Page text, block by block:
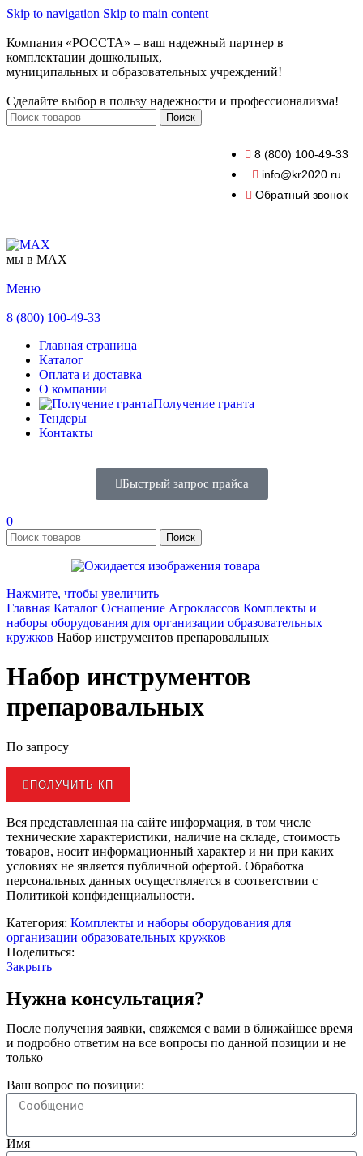
Skip to navigation Skip to main content
Компания «РОССТА» – ваш надежный партнер в
комплектации дошкольных,
муниципальных и образовательных учреждений!
Сделайте выбор в пользу надежности и профессионализма!
Поиск
8 (800) 100-49-33
info@kr2020.ru
Обратный звонок
мы в MAX
Меню
8 (800) 100-49-33
Главная страница
Каталог
Оплата и доставка
О компании
Получение гранта
Тендеры
Контакты
Быстрый запрос прайса
0
Поиск
Нажмите, чтобы увеличить
Главная Каталог Оснащение Агроклассов Комплекты и
наборы оборудования для организации образовательных
кружков Набор инструментов препаровальных
Набор инструментов
препаровальных
По запросу
ПОЛУЧИТЬ КП
Вся представленная на сайте информация, в том числе
технические характеристики, наличие на складе, стоимость
товаров, носит информационный характер и ни при каких
условиях не является публичной офертой. Обработка
персональных данных осуществляется в соответствии с
Политикой конфиденциальности.
Категория: Комплекты и наборы оборудования для
организации образовательных кружков
Поделиться:
Закрыть
Нужна консультация?
После получения заявки, свяжемся с вами в ближайшее время
и подробно ответим на все вопросы по данной позиции и не
только
Ваш вопрос по позиции:
Имя